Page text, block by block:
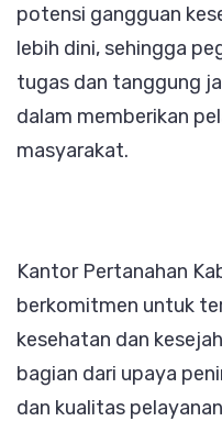
potensi gangguan
lebih dini, sehingga
tugas dan tanggung
dalam memberikan
masyarakat.
Kantor Pertanahan
berkomitmen untuk
kesehatan dan
bagian dari upaya
dan kualitas